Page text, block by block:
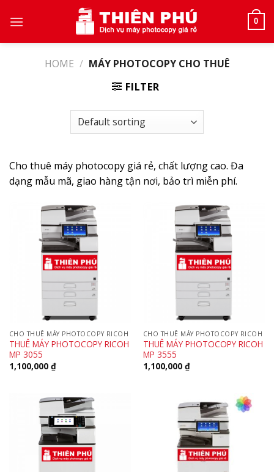
0
HOME / MÁY PHOTOCOPY CHO THUÊ
FILTER
Cho thuê máy photocopy giá rẻ, chất lượng cao. Đa
dạng mẫu mã, giao hàng tận nơi, bảo trì miễn phí.
CHO THUÊ MÁY PHOTOCOPY RICOH
THUÊ MÁY PHOTOCOPY RICOH
MP 3055
1,100,000 ₫
CHO THUÊ MÁY PHOTOCOPY RICOH
THUÊ MÁY PHOTOCOPY RICOH
MP 3555
1,100,000 ₫